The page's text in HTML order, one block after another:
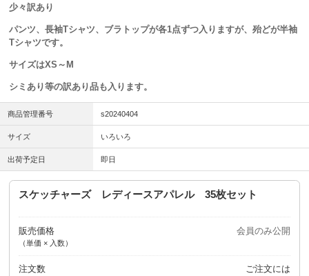
少々訳あり
パンツ、長袖Tシャツ、ブラトップが各1点ずつ入りますが、殆どが半袖
Tシャツです。
サイズはXS～M
シミあり等の訳あり品も入ります。
商品管理番号 s20240404
サイズ いろいろ
出荷予定日 即日
スケッチャーズ レディースアパレル 35枚セット
販売価格
（単価 × 入数）
会員のみ公開
注文数
ご注文には